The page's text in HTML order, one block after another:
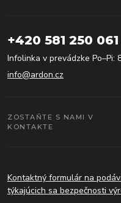
+420 581 250 061
Infolinka v prevádzke Po–Pi:
info@ardon.cz
ZOSTAŇTE S NAMI V
KONTAKTE
Kontaktný formulár na
týkajúcich sa bezpečnosti